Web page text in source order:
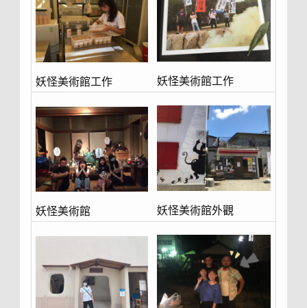
妖怪美術館工作 妖怪美術館工作
妖怪美術館 妖怪美術館外觀